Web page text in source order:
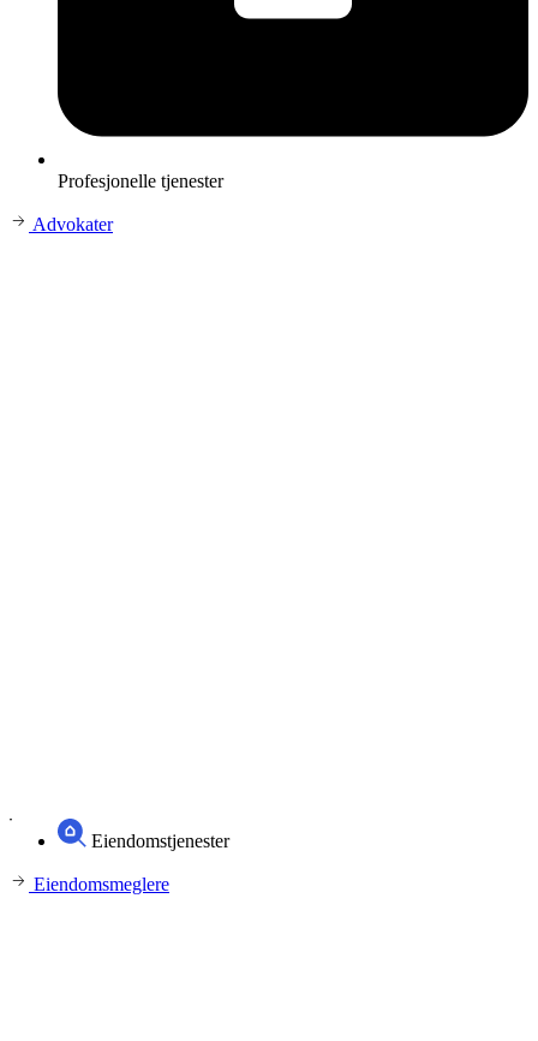
Profesjonelle tjenester
Advokater
Eiendomstjenester
Eiendomsmeglere